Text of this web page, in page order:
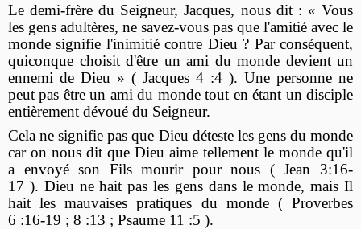
Le demi-frère du Seigneur, Jacques, nous dit : « Vous
les gens adultères, ne savez-vous pas que l'amitié avec le
monde signifie l'inimitié contre Dieu ? Par conséquent,
quiconque choisit d'être un ami du monde devient un
ennemi de Dieu » ( Jacques 4 :4 ). Une personne ne
peut pas être un ami du monde tout en étant un disciple
entièrement dévoué du Seigneur.
Cela ne signifie pas que Dieu déteste les gens du monde
car on nous dit que Dieu aime tellement le monde qu'il
a envoyé son Fils mourir pour nous ( Jean 3:16-
17 ). Dieu ne hait pas les gens dans le monde, mais Il
hait les mauvaises pratiques du monde ( Proverbes
6 :16-19 ; 8 :13 ; Psaume 11 :5 ).